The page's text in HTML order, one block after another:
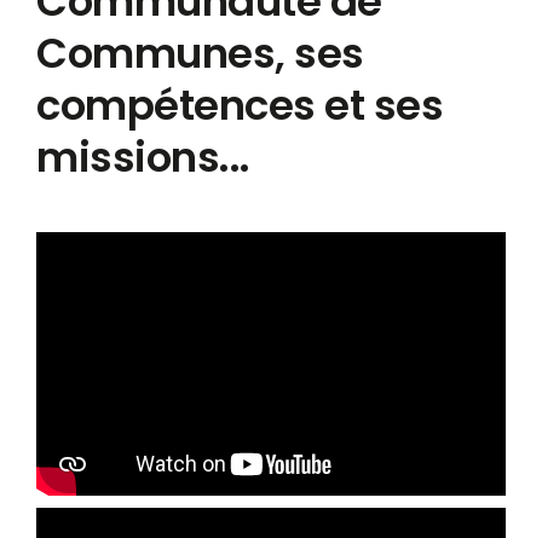
Communes, ses
compétences et ses
missions...